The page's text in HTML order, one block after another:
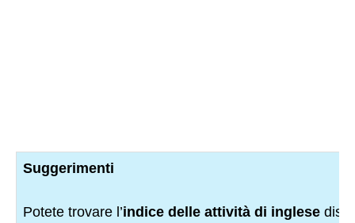
Suggerimenti
Potete trovare l’indice delle attività di inglese